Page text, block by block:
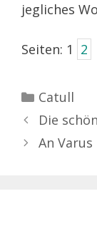
jegliches
Seiten: 1 2
Kategorien
Catull
Die
An Varus